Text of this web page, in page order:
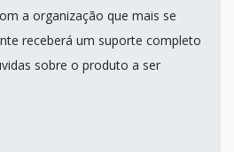
a organização que mais se
receberá um suporte completo
sobre o produto a ser